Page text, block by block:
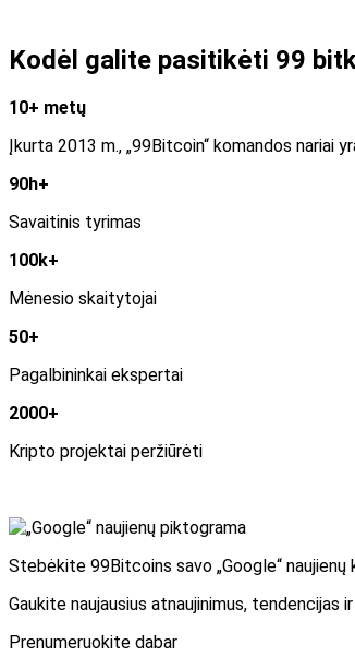
Kodėl galite pasitikėti 99
10+ metų
Įkurta 2013 m., „99Bitcoin“ komandos nariai
90h+
Savaitinis tyrimas
100k+
Mėnesio skaitytojai
50+
Pagalbininkai ekspertai
2000+
Kripto projektai peržiūrėti
Stebėkite 99Bitcoins savo „Google“ naujienų
Gaukite naujausius atnaujinimus,
Prenumeruokite dabar